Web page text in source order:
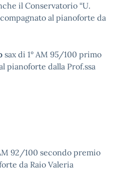
il Conservatorio “U.
al pianoforte da
sax di 1° AM 95/100 primo
pianoforte dalla Prof.ssa
92/100 secondo premio
da Raio Valeria